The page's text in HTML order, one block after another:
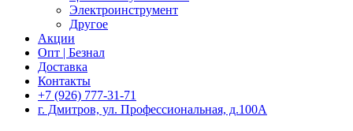
Электроинструмент
Другое
Акции
Опт | Безнал
Доставка
Контакты
+7 (926) 777-31-71
г. Дмитров, ул. Профессиональная, д.100А